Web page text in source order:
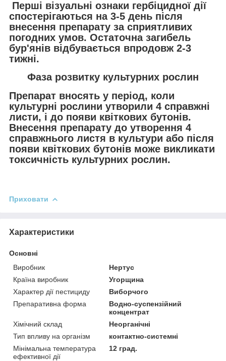
Перші візуальні ознаки гербіцидної дії
спостерігаються на 3-5 день після
внесення препарату за сприятливих
погодних умов. Остаточна загибель
бур'янів відбувається впродовж 2-3
тижні.
Фаза розвитку культурних рослин
Препарат вносять у період, коли
культурні рослини утворили 4 справжні
листи, і до появи квіткових бутонів.
Внесення препарату до утворення 4
справжнього листя в культури або після
появи квіткових бутонів може викликати
токсичність культурних рослин.
Приховати
Характеристики
Основні
Виробник
Нертус
Країна виробник
Угорщина
Характер дії пестициду
Виборчого
Препаративна форма
Водно-суспензійний
концентрат
Хімічний склад
Неорганічні
Тип впливу на організм
контактно-системні
Мінімальна температура
ефективної дії
12 град.